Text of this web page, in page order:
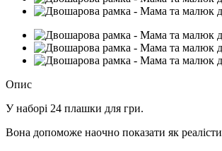
Опис
У наборі 24 плашки для гри.
Вона допоможе наочно показати як